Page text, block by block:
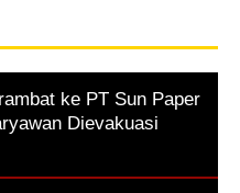
ke PT Sun Paper
Dievakuasi